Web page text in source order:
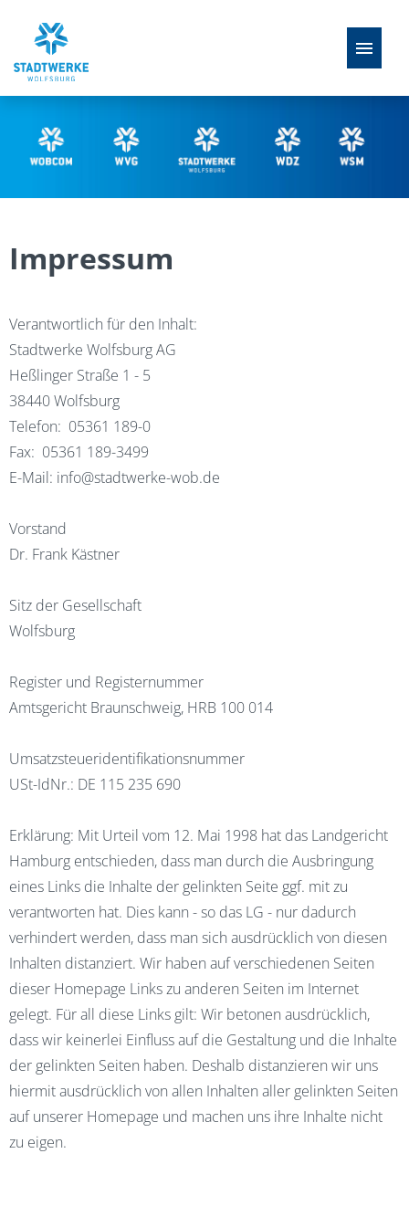
Ausbildung
Perspektiven
Impressum
Verantwortlich für den Inhalt:
Stadtwerke Wolfsburg AG
Heßlinger Straße 1 - 5
38440 Wolfsburg
Telefon: 05361 189-0
Fax: 05361 189-3499
E-Mail: info@stadtwerke-wob.de
Vorstand
Dr. Frank Kästner
Sitz der Gesellschaft
Wolfsburg
Register und Registernummer
Amtsgericht Braunschweig, HRB 100 014
Umsatzsteueridentifikationsnummer
USt-IdNr.: DE 115 235 690
Erklärung: Mit Urteil vom 12. Mai 1998 hat das Landgericht
Hamburg entschieden, dass man durch die Ausbringung
eines Links die Inhalte der gelinkten Seite ggf. mit zu
verantworten hat. Dies kann - so das LG - nur dadurch
verhindert werden, dass man sich ausdrücklich von diesen
Inhalten distanziert. Wir haben auf verschiedenen Seiten
dieser Homepage Links zu anderen Seiten im Internet
gelegt. Für all diese Links gilt: Wir betonen ausdrücklich,
dass wir keinerlei Einfluss auf die Gestaltung und die Inhalte
der gelinkten Seiten haben. Deshalb distanzieren wir uns
hiermit ausdrücklich von allen Inhalten aller gelinkten Seiten
auf unserer Homepage und machen uns ihre Inhalte nicht
zu eigen.